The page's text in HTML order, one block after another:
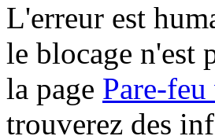
L'erreur est
le blocage n'est
la page Pare-
trouverez des